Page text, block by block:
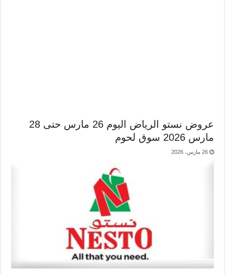
عروض نستو الرياض اليوم 26 مارس حتى 28
مارس 2026 سوق لحوم
26 مارس، 2026